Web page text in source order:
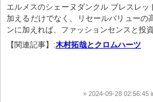
エルメスのシェーヌダンクル ブレスレ
加えるだけでなく、リセールバリュー
ンに加えれば、ファッションセンスと投
【関連記事】:木村拓哉とクロムハーツ
2024-09-28 02:56:45